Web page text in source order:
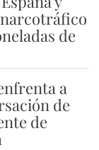
de
a
de
de